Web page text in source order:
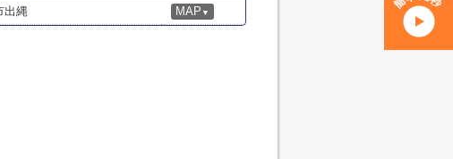
出縄 MAP ▼